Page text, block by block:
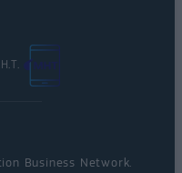
Business Network